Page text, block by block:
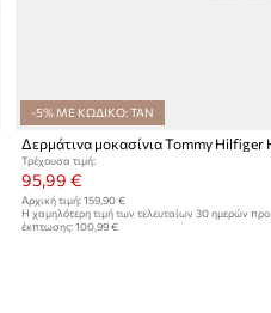
-5% ΜΕ ΚΩΔΙΚΟ: TAN
Τρέχουσα τιμή:
95,99 €
Αρχική τιμή: 159,90 €
Η χαμηλότερη τιμή των τελευταίων 30 ημερών προ
έκπτωσης: 100,99 €